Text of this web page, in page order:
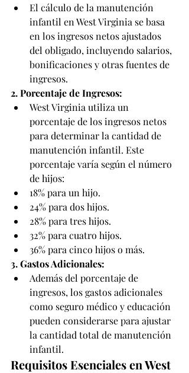
El cálculo de la manutención
infantil en West Virginia se basa
en los ingresos netos ajustados
del obligado, incluyendo salarios,
bonificaciones y otras fuentes de
ingresos.
2. Porcentaje de Ingresos:
West Virginia utiliza un
porcentaje de los ingresos netos
para determinar la cantidad de
manutención infantil. Este
porcentaje varía según el número
de hijos:
18% para un hijo.
24% para dos hijos.
28% para tres hijos.
32% para cuatro hijos.
36% para cinco hijos o más.
3. Gastos Adicionales:
Además del porcentaje de
ingresos, los gastos adicionales
como seguro médico y educación
pueden considerarse para ajustar
la cantidad total de manutención
infantil.
Requisitos Esenciales en West